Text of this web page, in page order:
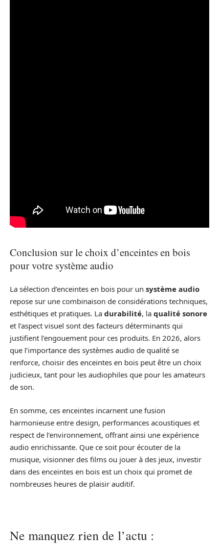
Conclusion sur le choix d’enceintes en bois
pour votre système audio
La sélection d’enceintes en bois pour un système audio
repose sur une combinaison de considérations techniques,
esthétiques et pratiques. La durabilité, la qualité sonore
et l’aspect visuel sont des facteurs déterminants qui
justifient l’engouement pour ces produits. En 2026, alors
que l’importance des systèmes audio de qualité se
renforce, choisir des enceintes en bois peut être un choix
judicieux, tant pour les audiophiles que pour les amateurs
de son.
En somme, ces enceintes incarnent une fusion
harmonieuse entre design, performances acoustiques et
respect de l’environnement, offrant ainsi une expérience
audio enrichissante. Que ce soit pour écouter de la
musique, visionner des films ou jouer à des jeux, investir
dans des enceintes en bois est un choix qui promet de
nombreuses heures de plaisir auditif.
Ne manquez rien de l’actu :